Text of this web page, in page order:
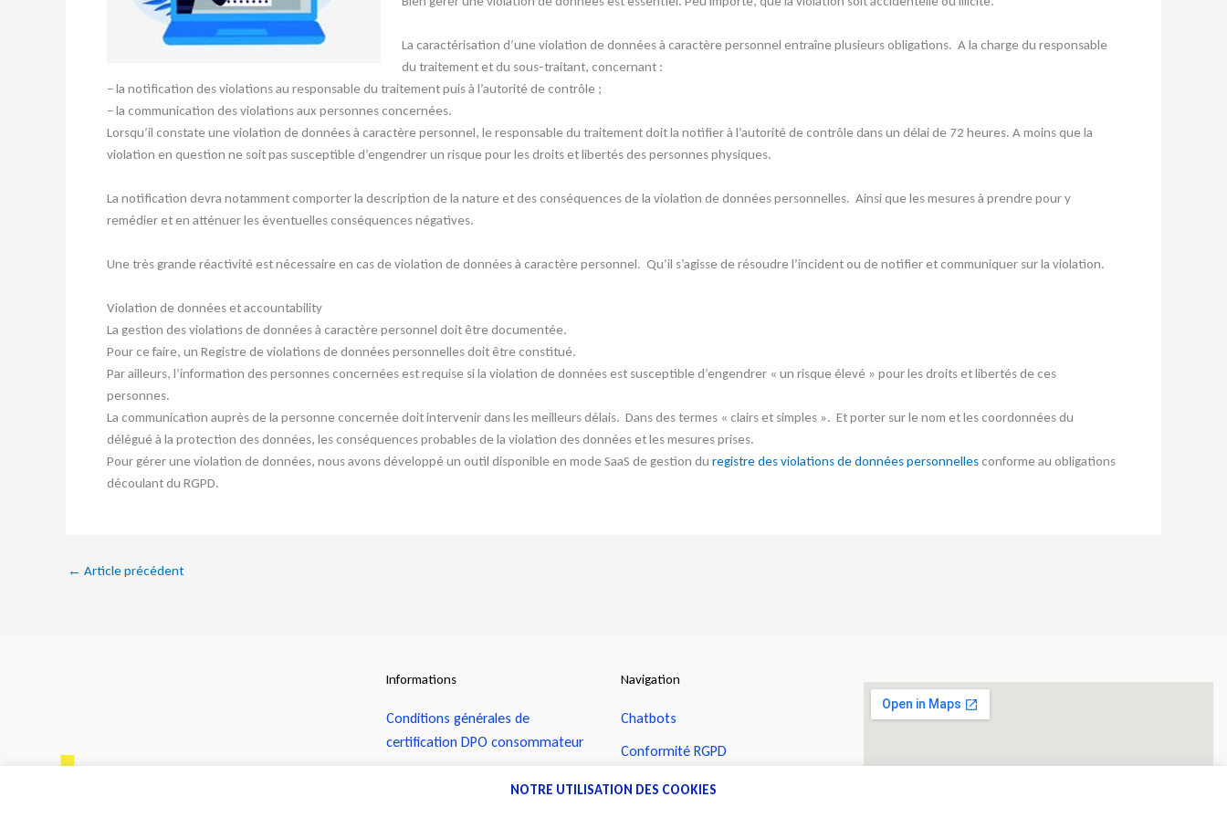
La caractérisation d’une violation de données à caractère personnel entraîne plusieurs obligations. A la charge du responsable
du traitement et du sous-traitant, concernant :
– la notification des violations au responsable du traitement puis à l’autorité de contrôle ;
– la communication des violations aux personnes concernées.
Lorsqu’il constate une violation de données à caractère personnel, le responsable du traitement doit la notifier à l’autorité de contrôle dans un délai de 72 heures. A moins que la
violation en question ne soit pas susceptible d’engendrer un risque pour les droits et libertés des personnes physiques.
La notification devra notamment comporter la description de la nature et des conséquences de la violation de données personnelles. Ainsi que les mesures à prendre pour y
remédier et en atténuer les éventuelles conséquences négatives.
Une très grande réactivité est nécessaire en cas de violation de données à caractère personnel. Qu’il s’agisse de résoudre l’incident ou de notifier et communiquer sur la violation.
Violation de données et accountability
La gestion des violations de données à caractère personnel doit être documentée.
Pour ce faire, un Registre de violations de données personnelles doit être constitué.
Par ailleurs, l’information des personnes concernées est requise si la violation de données est susceptible d’engendrer « un risque élevé » pour les droits et libertés de ces
personnes.
La communication auprès de la personne concernée doit intervenir dans les meilleurs délais. Dans des termes « clairs et simples ». Et porter sur le nom et les coordonnées du
délégué à la protection des données, les conséquences probables de la violation des données et les mesures prises.
Pour gérer une violation de données, nous avons développé un outil disponible en mode SaaS de gestion du registre des violations de données personnellesconforme au obligations
découlant du RGPD.
← Article précédent
Informations
Conditions générales de
certification DPO consommateur
certification DPO professionnel
Navigation
Chatbots
Conformité RGPD
Contrats intelligents
NOTRE UTILISATION DES COOKIES